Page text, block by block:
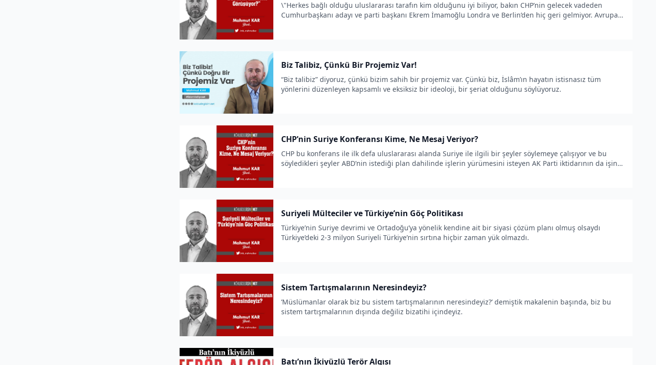
\"Herkes bağlı olduğu uluslararası tarafın kim olduğunu iyi biliyor, bakın CHP’nin gelecek vadeden
Cumhurbaşkanı adayı ve parti başkanı Ekrem İmamoğlu Londra ve Berlin’den hiç geri gelmiyor. Avrupa
Biz Talibiz, Çünkü Bir Projemiz Var!
“Biz talibiz” diyoruz, çünkü bizim sahih bir projemiz var. Çünkü biz, İslâm’ın hayatın istisnasız tüm
yönlerini düzenleyen kapsamlı ve eksiksiz bir ideoloji, bir şeriat olduğunu söylüyoruz.
CHP’nin Suriye Konferansı Kime, Ne Mesaj Veriyor?
CHP bu konferans ile ilk defa uluslararası alanda Suriye ile ilgili bir şeyler söylemeye çalışıyor ve bu
söyledikleri şeyler ABD’nin istediği plan dahilinde işlerin yürümesini isteyen AK Parti iktidarının da işini
Suriyeli Mülteciler ve Türkiye’nin Göç Politikası
Türkiye’nin Suriye devrimi ve Ortadoğu’ya yönelik kendine ait bir siyasi çözüm planı olmuş olsaydı
Türkiye’deki 2-3 milyon Suriyeli Türkiye’nin sırtına hiçbir zaman yük olmazdı.
Sistem Tartışmalarının Neresindeyiz?
’Müslümanlar olarak biz bu sistem tartışmalarının neresindeyiz?’ demiştik makalenin başında, biz bu
sistem tartışmalarının dışında değiliz bizatihi içindeyiz.
Batı’nın İkiyüzlü Terör Algısı